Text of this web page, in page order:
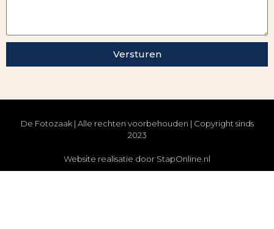
Versturen
De Fotozaak | Alle rechten voorbehouden | Copyright sinds
2023
Website realisatie door StapOnline.nl